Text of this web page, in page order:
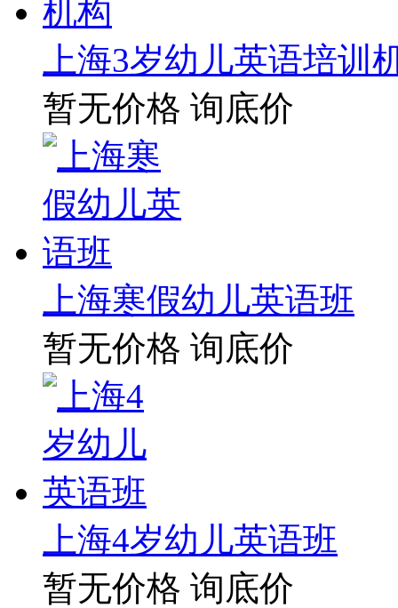
上海3岁幼儿英语培训
暂无价格 询底价
上海寒假幼儿英语班
暂无价格 询底价
上海4岁幼儿英语班
暂无价格 询底价